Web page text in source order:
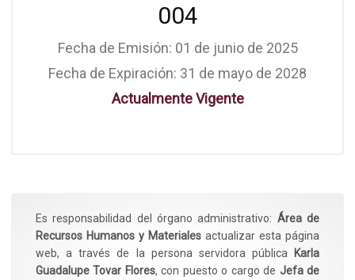
004
Fecha de Emisión: 01 de junio de 2025
Fecha de Expiración: 31 de mayo de 2028
Actualmente Vigente
Es responsabilidad del órgano administrativo: Área de
Recursos Humanos y Materiales actualizar esta página
web, a través de la persona servidora pública
Karla
Guadalupe Tovar Flores, con puesto o cargo de Jefa de